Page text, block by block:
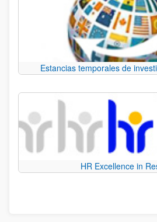
Estancias temporales de
HR Excellence in